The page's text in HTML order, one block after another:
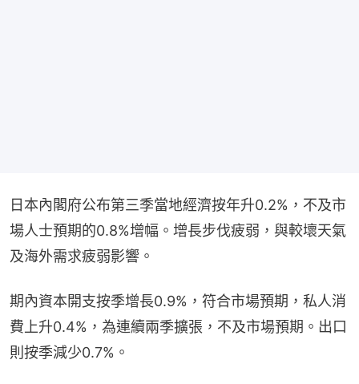
日本內閣府公布第三季當地經濟按年升0.2%，不及市
場人士預期的0.8%增幅。增長步伐疲弱，與較壞天氣
及海外需求疲弱影響。
期內資本開支按季增長0.9%，符合市場預期，私人消
費上升0.4%，為連續兩季擴張，不及市場預期。出口
則按季減少0.7%。